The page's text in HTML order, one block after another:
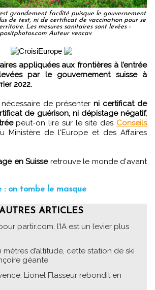
grandement facilité puisque le gouvernement
de test, ni de certificat de vaccination pour se
Les mesures sanitaires sont levées -
Auteur vencav
appliquées aux frontières à l’entrée
par le gouvernement suisse à
2022.
de présenter ni certificat de
de guérison, ni dépistage négatif,
peut-on lire sur le site des Conseils
Ministère de l'Europe et des Affaires
en Suisseretrouve le monde d'avant
: on tombe le masque
ARTICLES
partir.com, l’IA est un levier plus
mètres d’altitude, cette station de ski
géante
Lionel Flasseur rebondit en